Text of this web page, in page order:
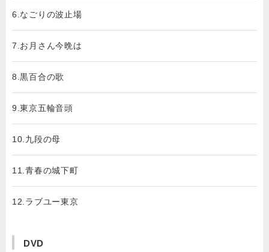
6.なごりの波止場
7.お月さん今晩は
8.黒百合の歌
9.東京五輪音頭
10.九段の母
11.青春の城下町
12.ラブユー東京
DVD